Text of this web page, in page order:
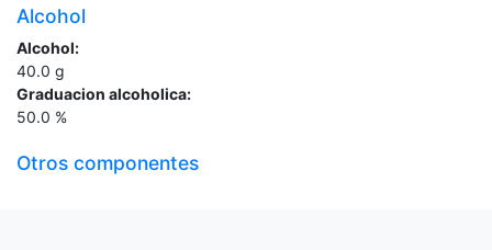
Alcohol
Alcohol:
40.0 g
Graduacion alcoholica:
50.0 %
Otros componentes